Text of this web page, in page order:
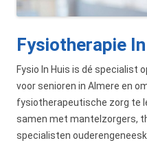
Fysiotherapie
Fysio In Huis is dé specialist
voor senioren in Almere en
fysiotherapeutische zorg te
samen met mantelzorgers,
specialisten